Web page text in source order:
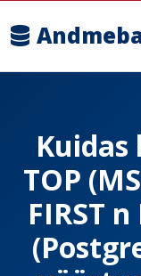
TOP
FIRST